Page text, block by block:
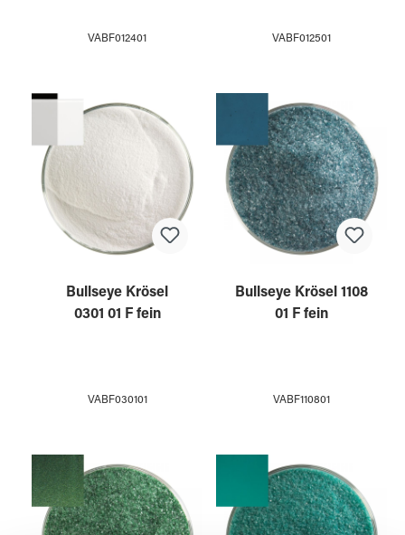
VABF012401 VABF012501
Bullseye Krösel
0301 01 F fein
VABF030101
Bullseye Krösel 1108
01 F fein
VABF110801